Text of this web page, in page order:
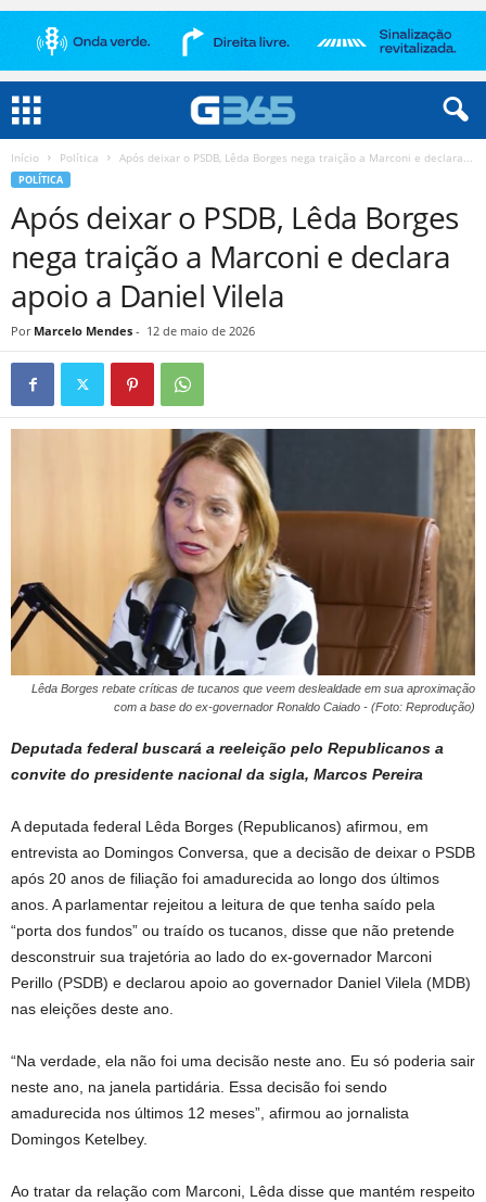
Início Política Após deixar o PSDB, Lêda Borges nega traição a Marconi e declara...
POLÍTICA
Após deixar o PSDB, Lêda Borges
nega traição a Marconi e declara
apoio a Daniel Vilela
Por Marcelo Mendes - 12 de maio de 2026
Lêda Borges rebate críticas de tucanos que veem deslealdade em sua aproximação
com a base do ex-governador Ronaldo Caiado - (Foto: Reprodução)
Deputada federal buscará a reeleição pelo Republicanos a
convite do presidente nacional da sigla, Marcos Pereira
A deputada federal Lêda Borges (Republicanos) afirmou, em
entrevista ao Domingos Conversa, que a decisão de deixar o PSDB
após 20 anos de filiação foi amadurecida ao longo dos últimos
anos. A parlamentar rejeitou a leitura de que tenha saído pela
“porta dos fundos” ou traído os tucanos, disse que não pretende
desconstruir sua trajetória ao lado do ex-governador Marconi
Perillo (PSDB) e declarou apoio ao governador Daniel Vilela (MDB)
nas eleições deste ano.
“Na verdade, ela não foi uma decisão neste ano. Eu só poderia sair
neste ano, na janela partidária. Essa decisão foi sendo
amadurecida nos últimos 12 meses”, afirmou ao jornalista
Domingos Ketelbey.
Ao tratar da relação com Marconi, Lêda disse que mantém respeito